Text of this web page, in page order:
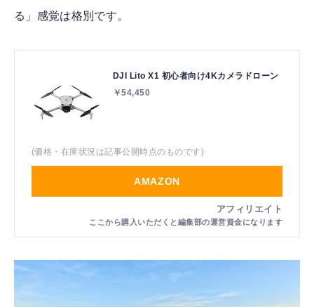
る」感覚は格別です。
DJI Lito X1 初心者向け4Kカメラドローン
￥54,450
(価格・在庫状況は記事公開時点のものです)
AMAZON